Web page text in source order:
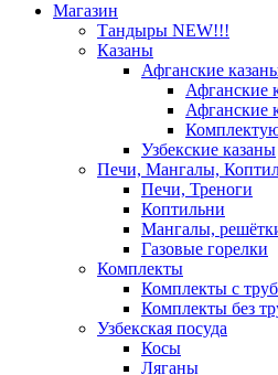
Магазин
Тандыры NEW!!!
Казаны
Афганские
Афганские
Афганские
Узбекские казаны
Печи, Мангалы,
Печи, Треноги
Коптильни
Мангалы,
Газовые горелки
Комплекты
Комплекты с
Комплекты без
Узбекская посуда
Косы
Ляганы